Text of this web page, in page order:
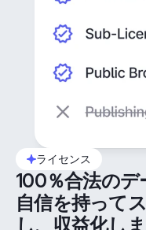
ライセンス
100％合法の
自信を持って
し、収益化し